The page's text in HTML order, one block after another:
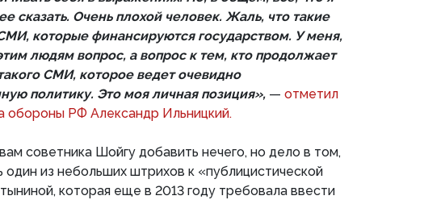
сказать. Очень плохой человек. Жаль, что такие
которые финансируются государством. У меня,
людям вопрос, а вопрос к тем, кто продолжает
СМИ, которое ведет очевидно
политику. Это моя личная позиция», — отметил
обороны РФ Александр Ильницкий.
советника Шойгу добавить нечего, но дело в том,
один из небольших штрихов к «публицистической
которая еще в 2013 году требовала ввести